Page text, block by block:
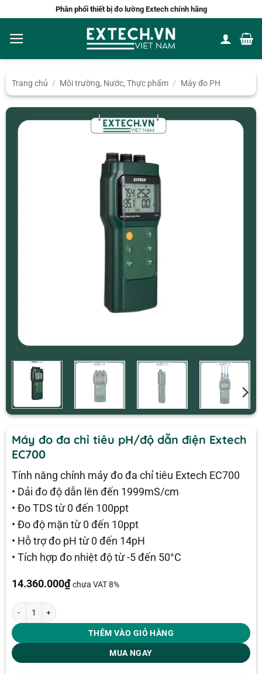
nội
dung
Phân phối thiết bị đo lường Extech chính hãng
Trang chủ / Môi trường, Nước, Thực phẩm / Máy đo PH
Máy đo đa chỉ tiêu pH/độ dẫn điện Extech
EC700
Tính năng chính máy đo đa chỉ tiêu Extech EC700
• Dải đo độ dẫn lên đến 1999mS/cm
• Đo TDS từ 0 đến 100ppt
• Đo độ mặn từ 0 đến 10ppt
• Hỗ trợ đo pH từ 0 đến 14pH
• Tích hợp đo nhiệt độ từ -5 đến 50°C
14.360.000₫ chưa VAT 8%
Máy đo đa chỉ tiêu pH/độ dẫn điện Extech EC700 số lượng
THÊM VÀO GIỎ HÀNG
MUA NGAY